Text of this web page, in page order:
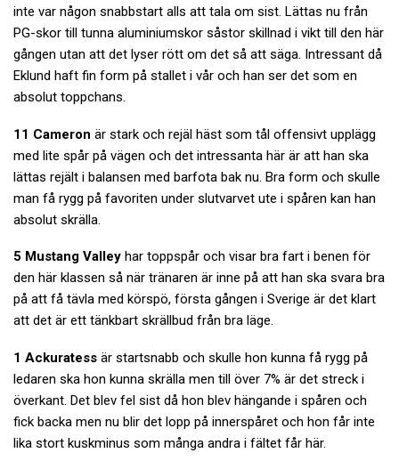
inte var någon snabbstart alls att tala om sist. Lättas nu från
PG-skor till tunna aluminiumskor såstor skillnad i vikt till den här
gången utan att det lyser rött om det så att säga. Intressant då
Eklund haft fin form på stallet i vår och han ser det som en
absolut toppchans.
11 Cameron är stark och rejäl häst som tål offensivt upplägg
med lite spår på vägen och det intressanta här är att han ska
lättas rejält i balansen med barfota bak nu. Bra form och skulle
man få rygg på favoriten under slutvarvet ute i spåren kan han
absolut skrälla.
5 Mustang Valley har toppspår och visar bra fart i benen för
den här klassen så när tränaren är inne på att han ska svara bra
på att få tävla med körspö, första gången i Sverige är det klart
att det är ett tänkbart skrällbud från bra läge.
1 Ackuratess är startsnabb och skulle hon kunna få rygg på
ledaren ska hon kunna skrälla men till över 7% är det streck i
överkant. Det blev fel sist då hon blev hängande i spåren och
fick backa men nu blir det lopp på innerspåret och hon får inte
lika stort kuskminus som många andra i fältet får här.